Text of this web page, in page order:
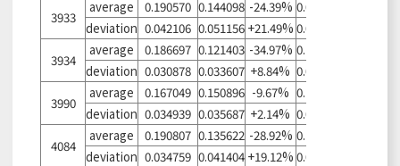
3933
average 0.190570 0.144098 -24.39% 0.099690
deviation 0.042106 0.051156 +21.49% 0.025028
3934
average 0.186697 0.121403 -34.97% 0.110963
deviation 0.030878 0.033607 +8.84% 0.035456
3990
average 0.167049 0.150896 -9.67% 0.113623
deviation 0.034939 0.035687 +2.14% 0.029524
4084
average 0.190807 0.135622 -28.92% 0.107328
deviation 0.034759 0.041404 +19.12% 0.031405